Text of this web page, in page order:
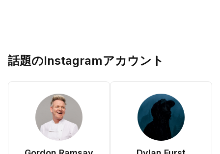
話題のInstagramアカウント